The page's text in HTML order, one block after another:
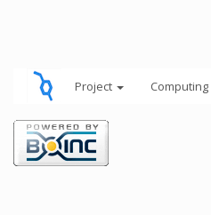
Project Computing